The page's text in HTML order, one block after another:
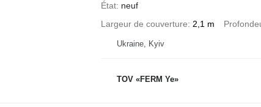
État neuf
Largeur de couverture
2,1 m
Ukraine, Kyiv
TOV «FERM Ye»